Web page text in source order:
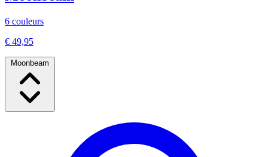
6 couleurs
€ 49,95
Moonbeam